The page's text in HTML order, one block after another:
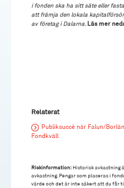
i fonden ska ha sitt säte eller
att främja den lokala
av företag i Dalarna. Läs mer
Relaterat
Publiksuccé när Falun/
Fondkväll
Riskinformation: Historisk avkastning
avkastning. Pengar som placeras i
värde och det är inte säkert att du får